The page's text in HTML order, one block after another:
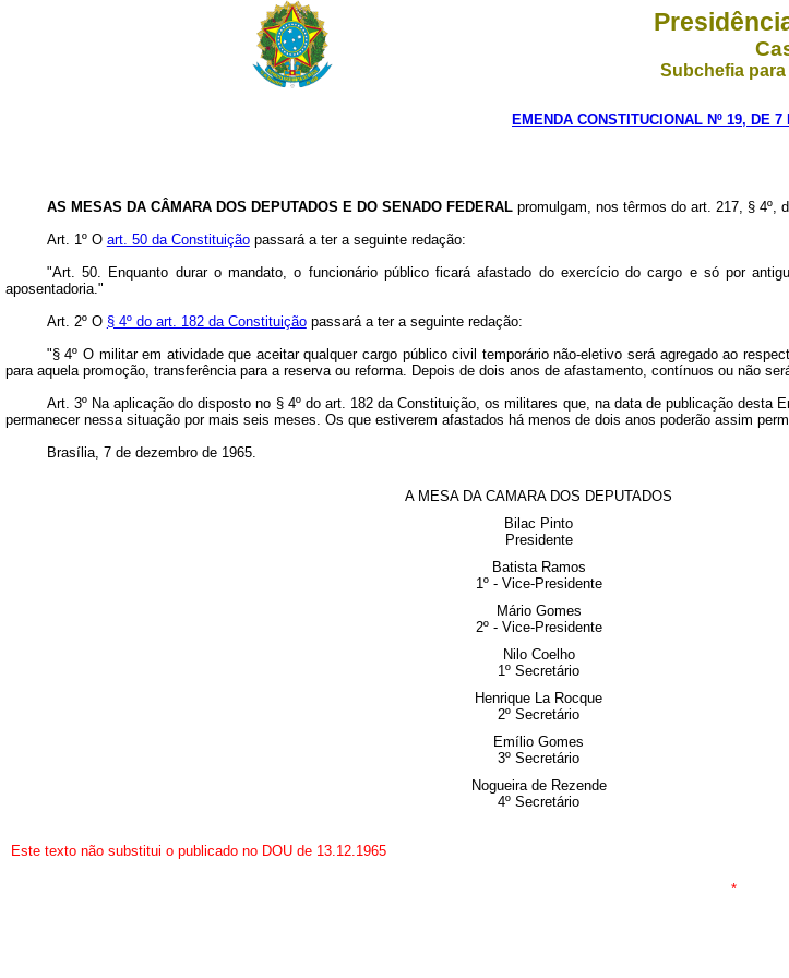
Subchefia
EMENDA CONSTITUCIONAL Nº 19, DE
AS MESAS DA CÂMARA DOS DEPUTADOS E DO SENADO FEDERALpromulgam, nos têrmos do art. 217, § 4º,
Art. 1º O art. 50 da Constituiçãopassará a ter a seguinte redação:
"Art. 50. Enquanto durar o mandato, o funcionário público ficará afastado do exercício do cargo e só por
aposentadoria."
Art. 2º O § 4º do art. 182 da Constituiçãopassará a ter a seguinte redação:
"§ 4º O militar em atividade que aceitar qualquer cargo público civil temporário não-eletivo será agregado ao
para aquela promoção, transferência para a reserva ou reforma. Depois de dois anos de afastamento, contínuos ou não
Art. 3º Na aplicação do disposto no § 4º do art. 182 da Constituição, os militares que, na data de publicação
permanecer nessa situação por mais seis meses. Os que estiverem afastados há menos de dois anos poderão assim
Brasília, 7 de dezembro de 1965.
A MESA DA CAMARA DOS DEPUTADOS
Bilac Pinto
Presidente
Batista Ramos
1º - Vice-Presidente
Mário Gomes
2º - Vice-Presidente
Nilo Coelho
1º Secretário
Henrique La Rocque
2º Secretário
Emílio Gomes
3º Secretário
Nogueira de Rezende
4º Secretário
Este texto não substitui o publicado no DOU de 13.12.1965
*